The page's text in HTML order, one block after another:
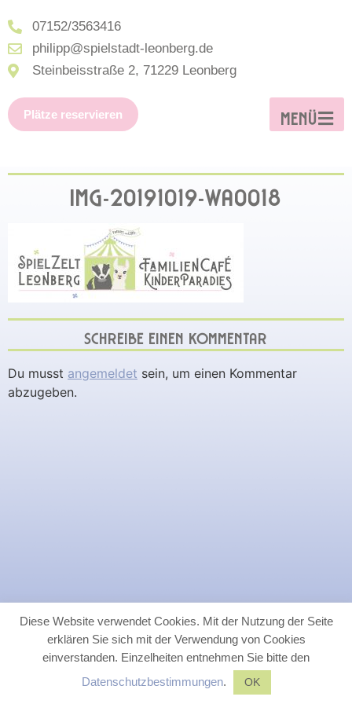
07152/3563416
philipp@spielstadt-leonberg.de
Steinbeisstraße 2, 71229 Leonberg
Plätze reservieren MENÜ
IMG-20191019-WA0018
SCHREIBE EINEN KOMMENTAR
Du musst angemeldet sein, um einen Kommentar
abzugeben.
Diese Website verwendet Cookies. Mit der Nutzung der Seite
erklären Sie sich mit der Verwendung von Cookies
einverstanden. Einzelheiten entnehmen Sie bitte den
Datenschutzbestimmungen. OK